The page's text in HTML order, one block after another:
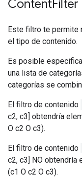
ContentFilter
Este filtro te permite
el tipo de contenido.
Es posible
una lista de
categorías se
El filtro de contenido
c2, c3] obtendría
O c2 O c3).
El filtro de contenido
c2, c3] NO obtendría
(c1 O c2 O c3).